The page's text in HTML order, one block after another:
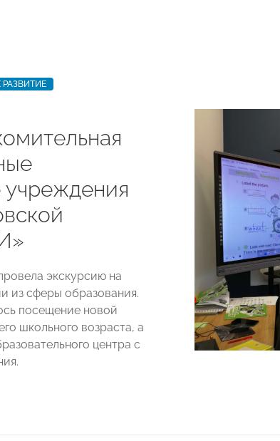
РАЗВИТИЕ
учреждения
экскурсию на
из сферы образования.
посещение новой
школьного возраста, а
центра с